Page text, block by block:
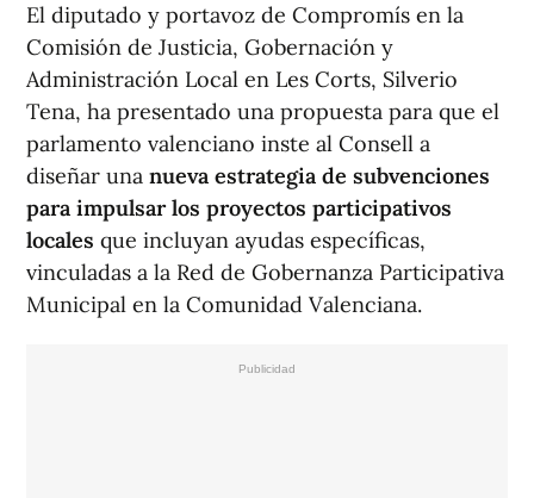
El diputado y portavoz de Compromís en la
Comisión de Justicia, Gobernación y
Administración Local en Les Corts, Silverio
Tena, ha presentado una propuesta para que el
parlamento valenciano inste al Consell a
diseñar una nueva estrategia de subvenciones
para impulsar los proyectos participativos
locales que incluyan ayudas específicas,
vinculadas a la Red de Gobernanza Participativa
Municipal en la Comunidad Valenciana.